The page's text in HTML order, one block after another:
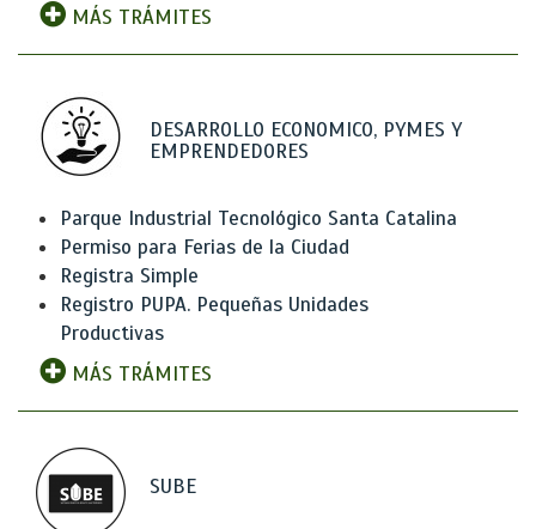
MÁS TRÁMITES
DESARROLLO ECONOMICO, PYMES Y
EMPRENDEDORES
Parque Industrial Tecnológico Santa Catalina
Permiso para Ferias de la Ciudad
Registra Simple
Registro PUPA. Pequeñas Unidades
Productivas
MÁS TRÁMITES
SUBE